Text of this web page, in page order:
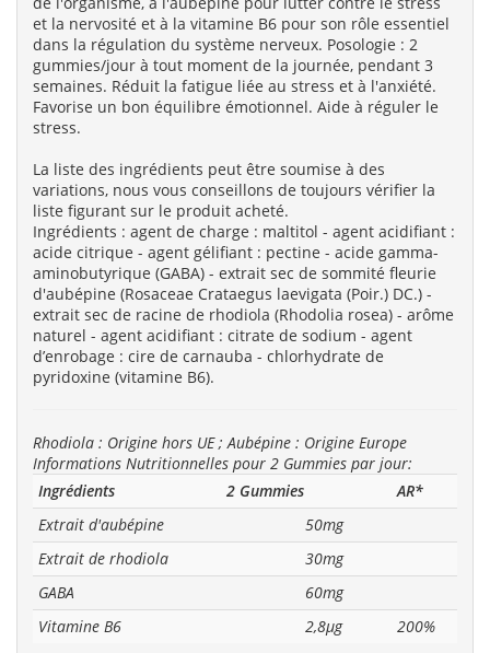
et la nervosité et à la vitamine B6 pour son rôle essentiel
dans la régulation du système nerveux. Posologie : 2
gummies/jour à tout moment de la journée, pendant 3
semaines. Réduit la fatigue liée au stress et à l'anxiété.
Favorise un bon équilibre émotionnel. Aide à réguler le
stress.
La liste des ingrédients peut être soumise à des
variations, nous vous conseillons de toujours vérifier la
liste figurant sur le produit acheté.
Ingrédients : agent de charge : maltitol - agent acidifiant :
acide citrique - agent gélifiant : pectine - acide gamma-
aminobutyrique (GABA) - extrait sec de sommité fleurie
d'aubépine (Rosaceae Crataegus laevigata (Poir.) DC.) -
extrait sec de racine de rhodiola (Rhodolia rosea) - arôme
naturel - agent acidifiant : citrate de sodium - agent
d’enrobage : cire de carnauba - chlorhydrate de
pyridoxine (vitamine B6).
Rhodiola : Origine hors UE ; Aubépine : Origine Europe
Informations Nutritionnelles pour 2 Gummies par jour:
Ingrédients
2 Gummies
AR*
Extrait d'aubépine
50mg
Extrait de rhodiola
30mg
GABA
60mg
Vitamine B6
2,8µg 200%